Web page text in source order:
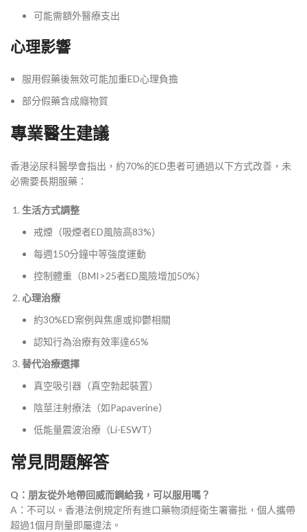
可能需額外醫療支出
心理影響
服用假藥後無效可能加重ED心理負擔
部分假藥含成癮物質
專業醫生建議
香港泌尿科醫學會指出，約70%的ED患者可通過以下方式改善，未
必需要長期服藥：
生活方式調整
戒煙（吸煙者ED風險高83%）
每週150分鐘中等強度運動
控制體重（BMI>25者ED風險增加50%）
心理治療
約30%ED案例與焦慮或抑鬱相關
認知行為治療有效率達65%
替代治療選擇
真空吸引器（真空勃起裝置）
陰莖注射療法（如Papaverine）
低能量震波治療（Li-ESWT）
常見問題解答
Q：朋友從外地帶回威而鋼給我，可以服用嗎？​
A：不可以。香港法例規定所有進口藥物須經衛生署審批，個人攜帶
超過1個月劑量即屬違法。